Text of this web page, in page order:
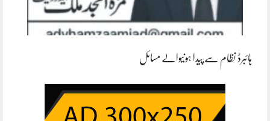
ہائبرڈ نظام سے پیدا ہونیوالے مسائل